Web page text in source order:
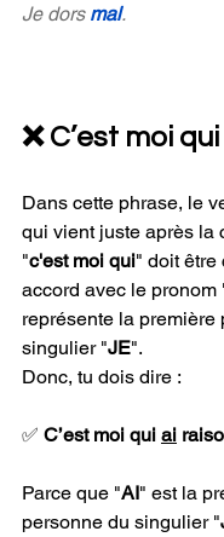
Je dors mal.
❌ C’est moi
Dans cette phrase, le
qui vient juste après la
"c'est moi qui" doit être
accord avec le pronom
représente la première
singulier "JE".
Donc, tu dois dire :
✅ C’est moi qui ai
Parce que "AI" est la
personne du singulier "